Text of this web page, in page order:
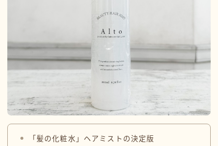
「髪の化粧水」ヘアミストの決定版